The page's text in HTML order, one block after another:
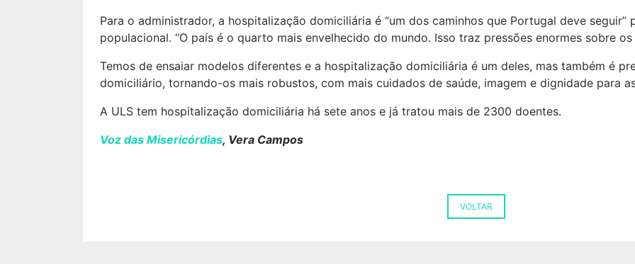
Para o administrador, a hospitalização domiciliária é “um dos caminhos que Portugal deve
populacional. “O país é o quarto mais envelhecido do mundo. Isso traz pressões enormes sobre
Temos de ensaiar modelos diferentes e a hospitalização domiciliária é um deles, mas também é
domiciliário, tornando-os mais robustos, com mais cuidados de saúde, imagem e dignidade para
A ULS tem hospitalização domiciliária há sete anos e já tratou mais de 2300 doentes.
Voz das Misericórdias, Vera Campos
VOLTAR